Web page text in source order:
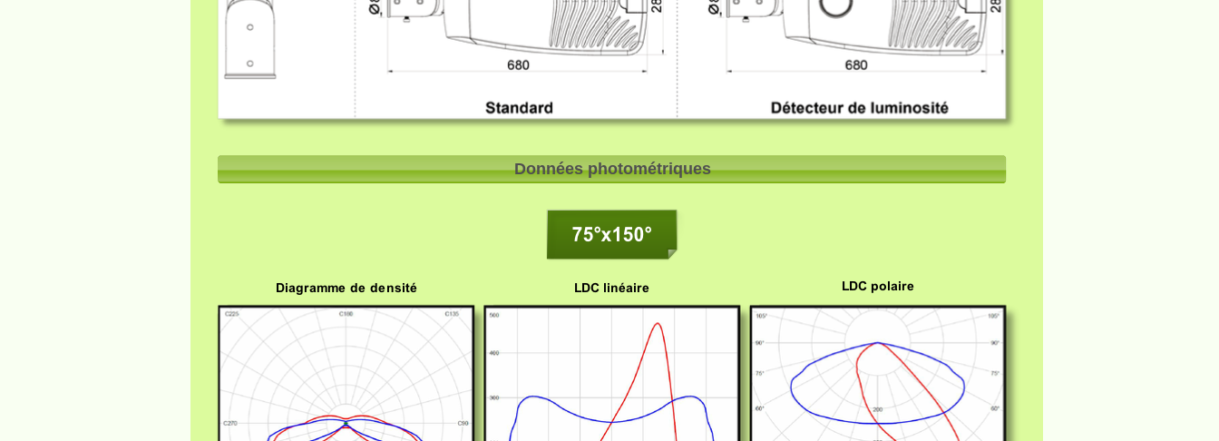
Données photométriques